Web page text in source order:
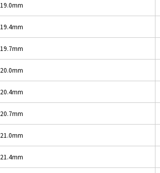
19.0mm
19.4mm
19.7mm
20.0mm
20.4mm
20.7mm
21.0mm
21.4mm